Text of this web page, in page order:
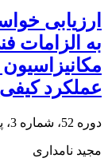
ارزیابی
به
عملکرد کیفی
دوره 52، شماره 3، پاییز 1400، صفحه
مجید نامداری